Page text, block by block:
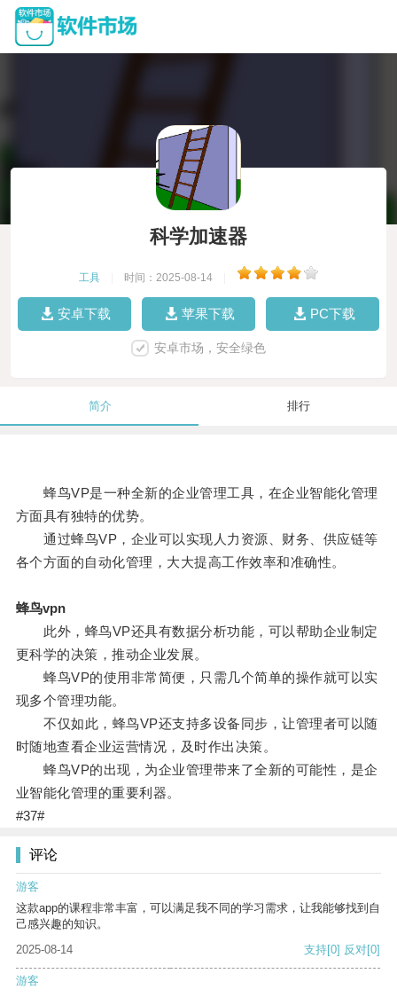
科学加速器
工具 时间：2025-08-14
安卓下载 苹果下载 PC下载
安卓市场，安全绿色
简介 排行
蜂鸟VP是一种全新的企业管理工具，在企业智能化管理
方面具有独特的优势。
通过蜂鸟VP，企业可以实现人力资源、财务、供应链等
各个方面的自动化管理，大大提高工作效率和准确性。
蜂鸟vpn
此外，蜂鸟VP还具有数据分析功能，可以帮助企业制定
更科学的决策，推动企业发展。
蜂鸟VP的使用非常简便，只需几个简单的操作就可以实
现多个管理功能。
不仅如此，蜂鸟VP还支持多设备同步，让管理者可以随
时随地查看企业运营情况，及时作出决策。
蜂鸟VP的出现，为企业管理带来了全新的可能性，是企
业智能化管理的重要利器。
#37#
评论
游客
这款app的课程非常丰富，可以满足我不同的学习需求，让我能够找到自
己感兴趣的知识。
2025-08-14
支持[0] 反对[0]
游客